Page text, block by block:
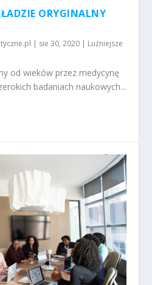
ORYGINALNY
sie 30, 2020
Luźniejsze
od wieków przez medycynę
badaniach naukowych...